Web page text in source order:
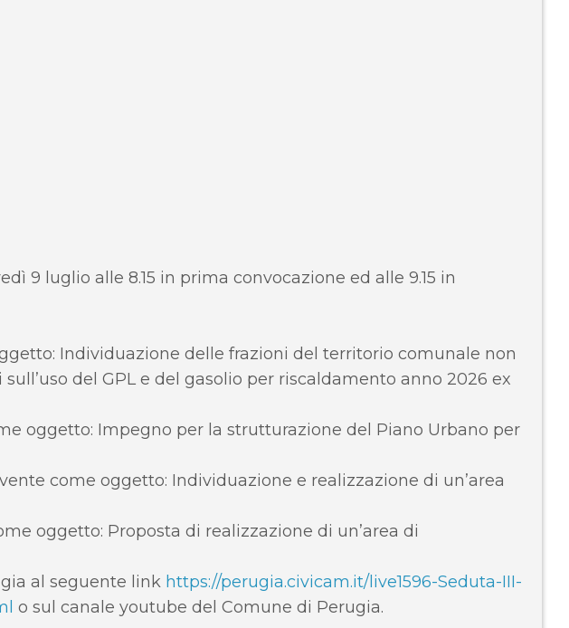
9 luglio alle 8.15 in prima convocazione ed alle 9.15 in
Individuazione delle frazioni del territorio comunale non
del GPL e del gasolio per riscaldamento anno 2026 ex
oggetto: Impegno per la strutturazione del Piano Urbano per
come oggetto: Individuazione e realizzazione di un’area
oggetto: Proposta di realizzazione di un’area di
al seguente link https://perugia.civicam.it/live1596-Seduta-III-
o sul canale youtube del Comune di Perugia.